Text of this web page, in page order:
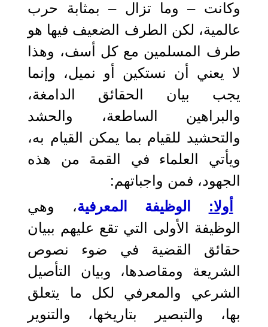
وكانت – وما تزال – بمثابة حرب
عالمية، لكن الطرف الضعيف فيها هو
طرف المسلمين مع كل أسف، وهذا
لا يعني أن نستكين أو نميل، وإنما
يجب بيان الحقائق الدامغة،
والبراهين الساطعة، والحشد
والتحشيد للقيام بما يمكن القيام به،
ويأتي العلماء في القمة من هذه
الجهود، فمن واجباتهم:
أولا: الوظيفة المعرفية، وهي
الوظيفة الأولى التي تقع عليهم ببيان
حقائق القضية في ضوء نصوص
الشريعة ومقاصدها، وبيان التأصيل
الشرعي والمعرفي لكل ما يتعلق
بها، والتبصير بتاريخها، والتنوير